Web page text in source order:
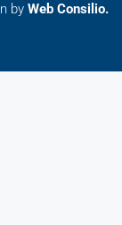
by Web Consilio.